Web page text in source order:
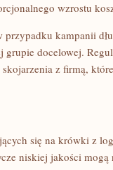
wzrostu
kampanii
docelowej.
z firmą,
się na krówki z
niskiej jakości